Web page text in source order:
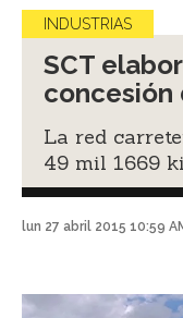
INDUSTRIAS
SCT
concesión
La red
49 mil 1669
lun 27 abril 2015 10:59